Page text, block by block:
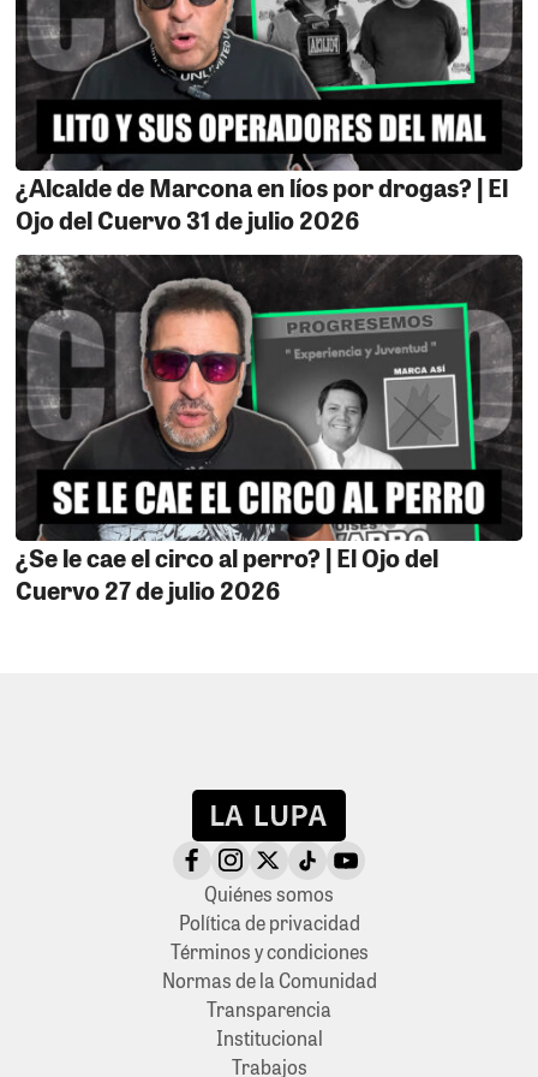
contar con el equipamiento necesario. ¿Hasta cuándo
seguirá esta situación?
¿Alcalde de Marcona en líos por drogas? | El
Ojo del Cuervo 31 de julio 2026
¿Se le cae el circo al perro? | El Ojo del
Cuervo 27 de julio 2026
Quiénes somos
Política de privacidad
Términos y condiciones
Normas de la Comunidad
Transparencia
Institucional
Trabajos